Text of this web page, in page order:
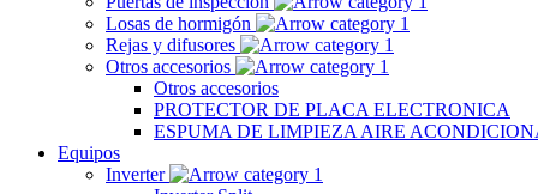
Losas de hormigón
Rejas y difusores
Otros accesorios
Otros accesorios
PROTECTOR DE PLACA ELECTRONICA
ESPUMA DE LIMPIEZA AIRE
Equipos
Inverter